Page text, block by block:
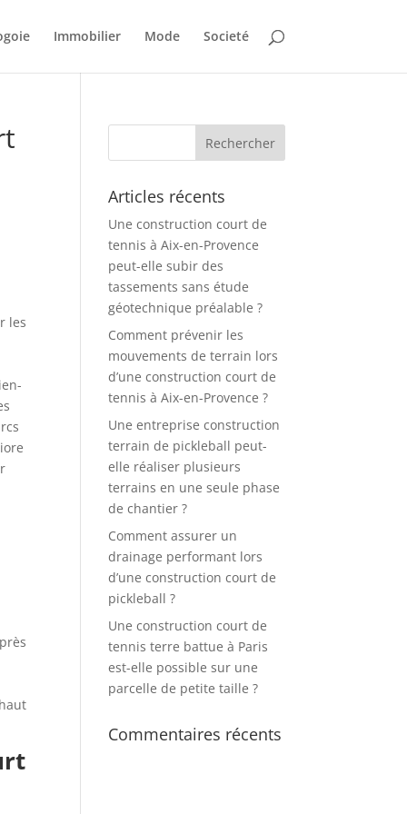
Immobilier Mode Societé
les
Articles récents
Une construction court de
tennis à Aix-en-Provence
peut-elle subir des
tassements sans étude
géotechnique préalable ?
Comment prévenir les
mouvements de terrain lors
d’une construction court de
tennis à Aix-en-Provence ?
Une entreprise construction
terrain de pickleball peut-
elle réaliser plusieurs
terrains en une seule phase
de chantier ?
Comment assurer un
drainage performant lors
d’une construction court de
pickleball ?
Une construction court de
tennis terre battue à Paris
est-elle possible sur une
parcelle de petite taille ?
Commentaires récents